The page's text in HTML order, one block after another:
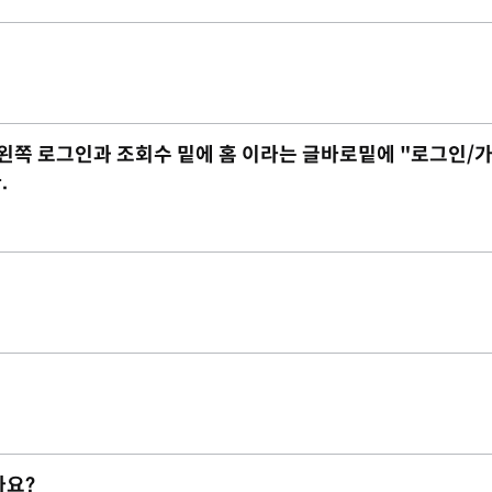
로그인과 조회수 밑에 홈 이라는 글바로밑에 "로그인/
요?